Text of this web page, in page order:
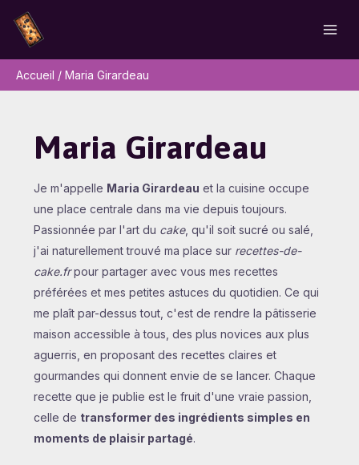
contenu
Accueil
Maria Girardeau
Maria Girardeau
Je m'appelle Maria Girardeau et la cuisine occupe
une place centrale dans ma vie depuis toujours.
Passionnée par l'art du cake, qu'il soit sucré ou salé,
j'ai naturellement trouvé ma place sur recettes-de-
cake.frpour partager avec vous mes recettes
préférées et mes petites astuces du quotidien. Ce qui
me plaît par-dessus tout, c'est de rendre la pâtisserie
maison accessible à tous, des plus novices aux plus
aguerris, en proposant des recettes claires et
gourmandes qui donnent envie de se lancer. Chaque
recette que je publie est le fruit d'une vraie passion,
celle de transformer des ingrédients simples en
moments de plaisir partagé.